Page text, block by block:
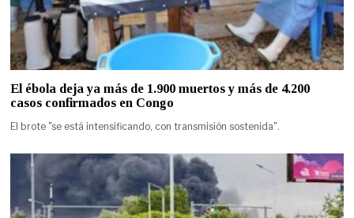
El ébola deja ya más de 1.900 muertos y más de 4.200
casos confirmados en Congo
El brote "se está intensificando, con transmisión sostenida".